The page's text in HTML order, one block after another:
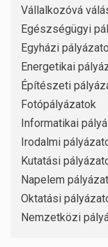
Vállalkozóvá
Egészségügyi
Egyházi
Energetikai
Építészeti
Fotópályázatok
Informatikai
Irodalmi
Kutatási
Napelem
Oktatási
Nemzetközi